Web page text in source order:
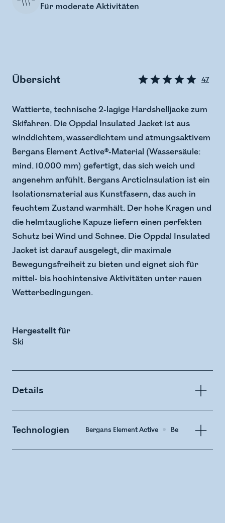
Für moderate Aktivitäten
Übersicht 47
Wattierte, technische 2-lagige Hardshelljacke zum
Skifahren. Die Oppdal Insulated Jacket ist aus
winddichtem, wasserdichtem und atmungsaktivem
Bergans Element Active®-Material (Wassersäule:
mind. 10.000 mm) gefertigt, das sich weich und
angenehm anfühlt. Bergans ArcticInsulation ist ein
Isolationsmaterial aus Kunstfasern, das auch in
feuchtem Zustand warmhält. Der hohe Kragen und
die helmtaugliche Kapuze liefern einen perfekten
Schutz bei Wind und Schnee. Die Oppdal Insulated
Jacket ist darauf ausgelegt, dir maximale
Bewegungsfreiheit zu bieten und eignet sich für
mittel- bis hochintensive Aktivitäten unter rauen
Wetterbedingungen.
Hergestellt für
Ski
Details
Technologien Bergans Element Active Bergans Arctic